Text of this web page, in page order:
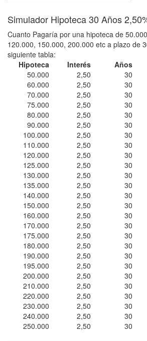
Simulador Hipoteca 30 Años
Cuanto Pagaría por una hipoteca de
120.000, 150.000, 200.000 etc a plazo de
siguiente tabla:
Hipoteca
Interés Años
50.000
2,50 30
60.000
2,50 30
70.000
2,50 30
75.000
2,50 30
80.000
2,50 30
90.000
2,50 30
100.000
2,50 30
110.000
2,50 30
120.000
2,50 30
125.000
2,50 30
130.000
2,50 30
135.000
2,50 30
140.000
2,50 30
150.000
2,50 30
160.000
2,50 30
170.000
2,50 30
175.000
2,50 30
180.000
2,50 30
190.000
2,50 30
195.000
2,50 30
200.000
2,50 30
210.000
2,50 30
220.000
2,50 30
230.000
2,50 30
240.000
2,50 30
250.000
2,50 30